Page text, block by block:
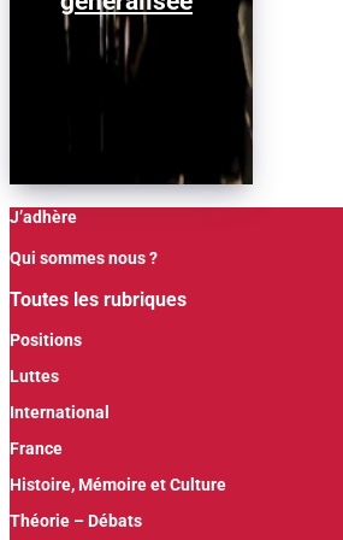
J’adhère
Qui sommes nous ?
Toutes les rubriques
Positions
Luttes
International
France
Histoire, Mémoire et Culture
Théorie – Débats